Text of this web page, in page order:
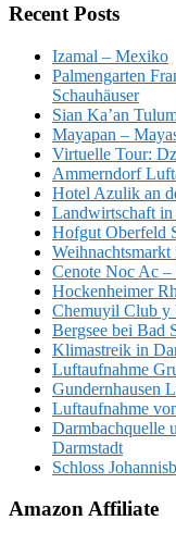
Recent Posts
Izamal – Mexiko
Palmengarten
Schauhäuser
Sian Ka’an
Mayapan –
Virtuelle Tour:
Ammerndorf
Hotel Azulik an
Landwirtschaft
Hofgut Oberfeld
Cenote Noc Ac
Hockenheimer
Chemuyil Club y
Bergsee bei Bad
Klimastreik in
Luftaufnahme
Gundernhausen
Luftaufnahme
Darmbachquelle
Darmstadt
Schloss
Amazon Affiliate